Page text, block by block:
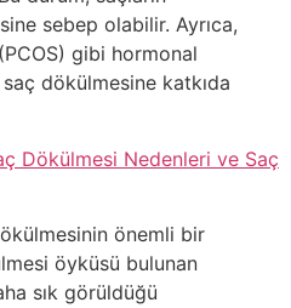
sebep olabilir. Ayrıca,
gibi hormonal
dökülmesine katkıda
Dökülmesi Nedenleri ve Saç
önemli bir
öyküsü bulunan
sık görüldüğü